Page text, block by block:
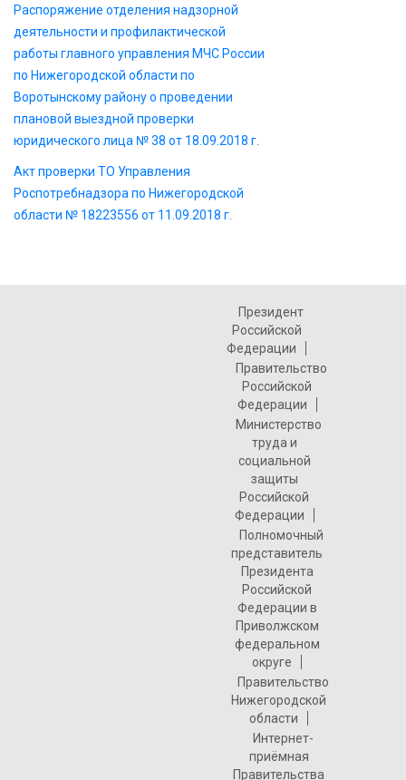
Распоряжение отделения надзорной
деятельности и профилактической
работы главного управления МЧС России
по Нижегородской области по
Воротынскому району о проведении
плановой выездной проверки
юридического лица № 38 от 18.09.2018 г.
Акт проверки ТО Управления
Роспотребнадзора по Нижегородской
области № 18223556 от 11.09.2018 г.
Президент
Российской
Федерации
Правительство
Российской
Федерации
Министерство
труда и
социальной
защиты
Российской
Федерации
Полномочный
представитель
Президента
Российской
Федерации в
Приволжском
федеральном
округе
Правительство
Нижегородской
области
Интернет-
приёмная
Правительства